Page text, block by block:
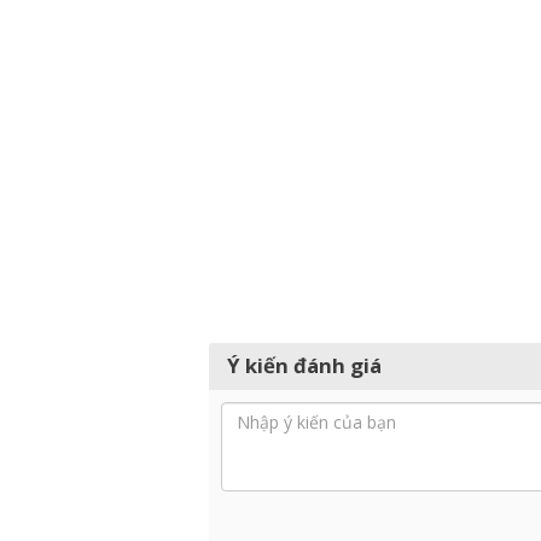
Ý kiến đánh giá